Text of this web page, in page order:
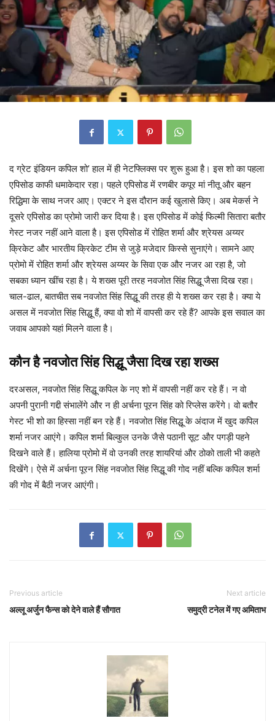
द ग्रेट इंडियन कपिल शो’ हाल में ही नेटफ्लिक्स पर शुरू हुआ है। इस शो का पहला
एपिसोड काफी धमाकेदार रहा। पहले एपिसोड में रणबीर कपूर मां नीतू और बहन
रिद्धिमा के साथ नजर आए। एक्टर ने इस दौरान कई खुलासे किए। अब मेकर्स ने
दूसरे एपिसोड का प्रोमो जारी कर दिया है। इस एपिसोड में कोई फिल्मी सितारा बतौर
गेस्ट नजर नहीं आने वाला है। इस एपिसोड में रोहित शर्मा और श्रेयस अय्यर
क्रिकेट और भारतीय क्रिकेट टीम से जुड़े मजेदार किस्से सुनाएंगे। सामने आए
प्रोमो में रोहित शर्मा और श्रेयस अय्यर के सिवा एक और नजर आ रहा है, जो
सबका ध्यान खींच रहा है। ये शख्स पूरी तरह नवजोत सिंह सिद्धू जैसा दिख रहा।
चाल-ढाल, बातचीत सब नवजोत सिंह सिद्धू की तरह ही ये शख्स कर रहा है। क्या ये
असल में नवजोत सिंह सिद्धू हैं, क्या वो शो में वापसी कर रहे हैं? आपके इस सवाल का
जवाब आपको यहां मिलने वाला है।
कौन है नवजोत सिंह सिद्धू जैसा दिख रहा शख्स
दरअसल, नवजोत सिंह सिद्धू कपिल के नए शो में वापसी नहीं कर रहे हैं। न वो
अपनी पुरानी गद्दी संभालेंगे और न ही अर्चना पूरन सिंह को रिप्लेस करेंगे। वो बतौर
गेस्ट भी शो का हिस्सा नहीं बन रहे हैं। नवजोत सिंह सिद्धू के अंदाज में खुद कपिल
शर्मा नजर आएंगे। कपिल शर्मा बिल्कुल उनके जैसे पठानी सूट और पगड़ी पहने
दिखने वाले हैं। हालिया प्रोमो में वो उनकी तरह शायरियां और ठोको ताली भी कहते
दिखेंगे। ऐसे में अर्चना पूरन सिंह नवजोत सिंह सिद्धू की गोद नहीं बल्कि कपिल शर्मा
की गोद में बैठी नजर आएंगी।
Previous article
अल्लू अर्जुन फैन्स को देने वाले हैं सौगात
Next article
समुद्री टनेल में गए अमिताभ